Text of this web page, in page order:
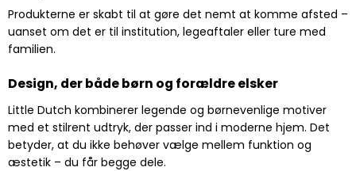
Produkterne er skabt til at gøre det nemt at komme afsted –
uanset om det er til institution, legeaftaler eller ture med
familien.
Design, der både børn og forældre elsker
Little Dutch kombinerer legende og børnevenlige motiver
med et stilrent udtryk, der passer ind i moderne hjem. Det
betyder, at du ikke behøver vælge mellem funktion og
æstetik – du får begge dele.